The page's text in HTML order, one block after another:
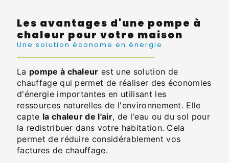
Les avantages d'une pompe à
chaleur pour votre maison
Une solution économe en énergie
La pompe à chaleur est une solution de
chauffage qui permet de réaliser des économies
d'énergie importantes en utilisant les
ressources naturelles de l'environnement. Elle
capte la chaleur de l'air, de l'eau ou du sol pour
la redistribuer dans votre habitation. Cela
permet de réduire considérablement vos
factures de chauffage.